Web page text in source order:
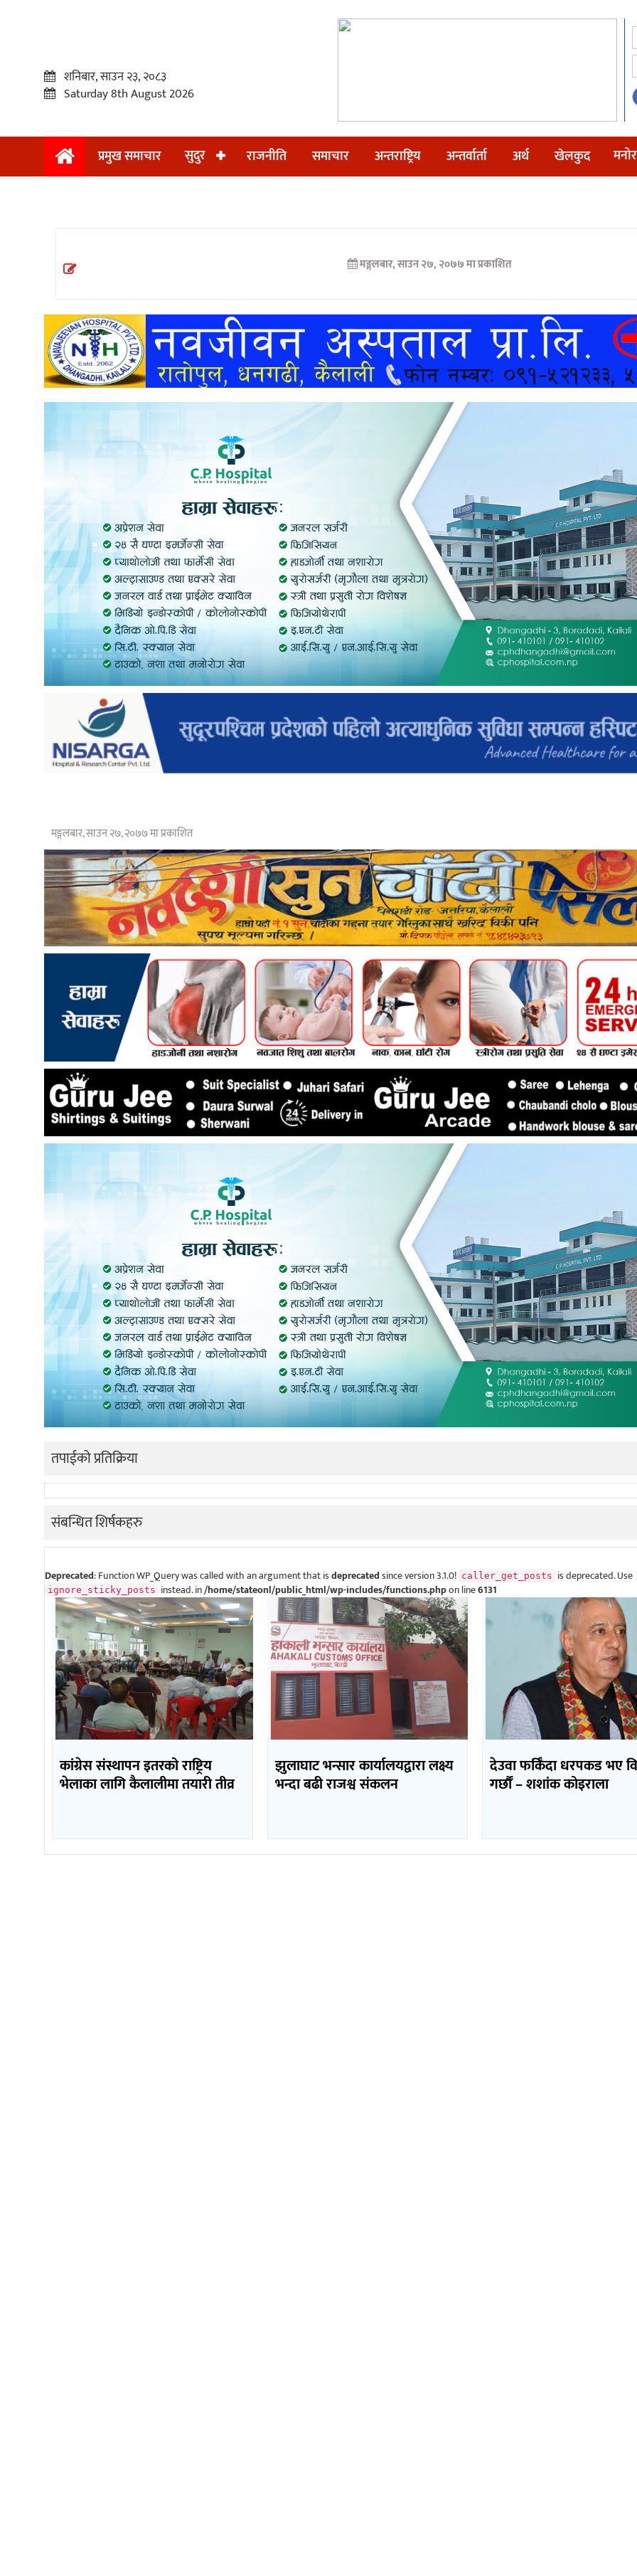
प्रमुख
अन्तराष्ट्रिय
अन्तर्वार्ता
खेलकुद
शनिबार, साउन २३, २०८३
Saturday 8th August 2026
प्रमुख समाचार सुदुर राजनीति समाचार अन्तराष्ट्रिय अन्तर्वार्ता अर्थ खेलकुद
मङ्गलबार, साउन २७, २०७७ मा प्रकाशित
मङ्गलबार, साउन २७, २०७७ मा प्रकाशित
तपाईको प्रतिक्रिया
संबन्धित शिर्षकहरु
Deprecated: Function WP_Query was called with an argument that isdeprecatedsince version 3.1.0! caller_get_posts is deprecated. Use
ignore_sticky_posts instead. in/home/stateonl/public_html/wp-includes/functions.phpon line6131
कांग्रेस संस्थापन इतरको राष्ट्रिय
भेलाका लागि कैलालीमा तयारी तीव्र
झुलाघाट भन्सार कार्यालयद्वारा लक्ष्य
भन्दा बढी राजश्व संकलन
देउवा फर्किँदा धरपकड भए
गर्छौँं – शशांक कोइराला